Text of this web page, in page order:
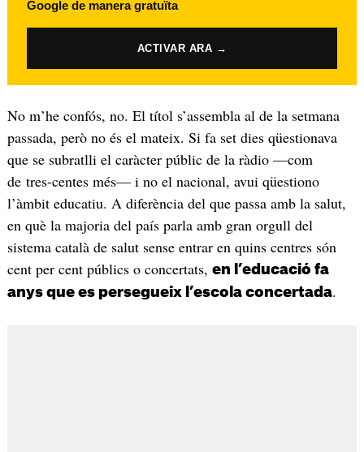
Google de manera gratuïta
ACTIVAR ARA →
No m’he confós, no. El títol s’assembla al de la setmana
passada, però no és el mateix. Si fa set dies qüestionava
que se subratlli el caràcter públic de la ràdio —com
de tres-centes més— i no el nacional, avui qüestiono
l’àmbit educatiu. A diferència del que passa amb la salut,
en què la majoria del país parla amb gran orgull del
sistema català de salut sense entrar en quins centres són
cent per cent públics o concertats, en l’educació fa
anys que es persegueix l’escola concertada.